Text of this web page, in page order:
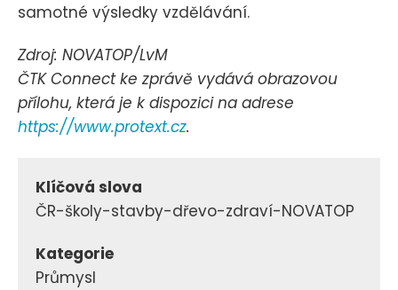
samotné výsledky vzdělávání.
Zdroj: NOVATOP/LvM
ČTK Connect ke zprávě vydává obrazovou
přílohu, která je k dispozici na adrese
https://www.protext.cz.
Klíčová slova
ČR-školy-stavby-dřevo-zdraví-NOVATOP
Kategorie
Průmysl